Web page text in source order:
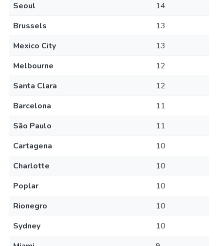
Seoul
14
Brussels
13
Mexico City
13
Melbourne
12
Santa Clara
12
Barcelona
11
São Paulo
11
Cartagena
10
Charlotte
10
Poplar
10
Rionegro
10
Sydney
10